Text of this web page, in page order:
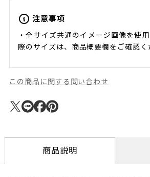
注意事項
・全サイズ共通のイメージ画像を使
際のサイズは、商品概要欄をご確認く
この商品に関する問い合わせ
商品説明